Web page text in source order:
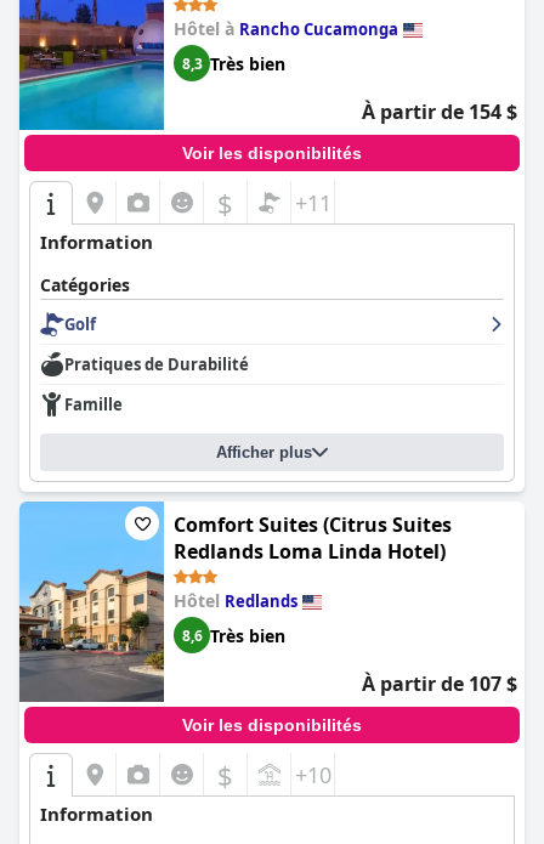
Cucamonga)
Hôtel à Rancho Cucamonga
8,3 Très bien
À partir de 154 $
Voir les disponibilités
$ +11
Information
Catégories
Golf
Pratiques de Durabilité
Famille
Afficher plus
Comfort Suites (Citrus Suites
Redlands Loma Linda Hotel)
Hôtel Redlands
8,6 Très bien
À partir de 107 $
Voir les disponibilités
$ +10
Information